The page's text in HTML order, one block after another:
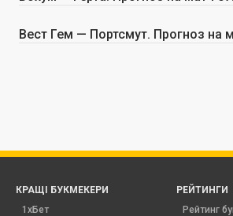
Вест Гем — Портсмут. Прогноз на
КРАЩІ БУКМЕКЕРИ
1хБет
РЕЙТИНГИ
Рейтинг